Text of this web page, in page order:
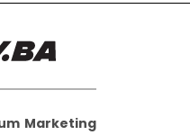
Marketing